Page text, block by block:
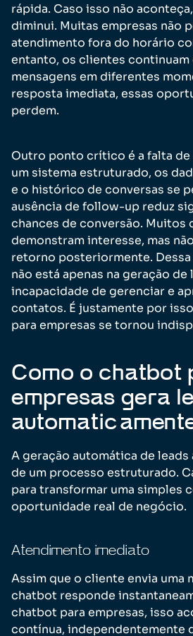
rápida. Caso isso não
diminui. Muitas empresas não
atendimento fora do horário
entanto, os clientes continuam
mensagens em diferentes
resposta imediata, essas
perdem.
Outro ponto crítico é a falta de
um sistema estruturado, os
e o histórico de conversas se
ausência de follow-up reduz
chances de conversão. Muitos
demonstram interesse, mas
retorno posteriormente.
não está apenas na geração de
incapacidade de gerenciar e
contatos. É justamente por
para empresas se tornou
Como o chatbot
empresas gera
A geração automática de
de um processo estruturado.
para transformar uma simples
oportunidade real de negócio.
Atendimento imediato
Assim que o cliente envia uma
chatbot responde
chatbot para empresas, isso
contínua, independentemente